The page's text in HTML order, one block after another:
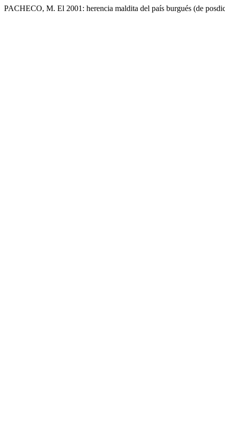
PACHECO, M. El 2001: herencia maldita del país burgués (de